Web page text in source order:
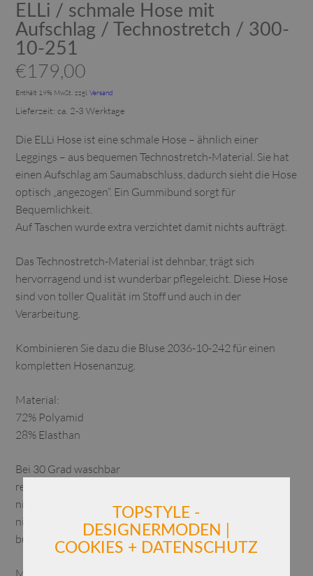
ELLi / schmale Hose mit
Aufschlag / Technostretch / 300-
10-251
€179,00
Enthält 19% MwSt. zzgl.Versand
Lieferzeit: ca. 2-3 Werktage
Die ELLi Hose ist eine schmale Hose – ähnlich einer
Leggings – aus bequemen Technostretch-Material. Sie hat
einen Aufschlag am Saumabschluss, dadurch sieht die Hose
optisch „angezogen“. Ein Gummibund sorgt für
Bequemlichkeit.
Auf Taschen wurde extra verzichtet damit nichts aufträgt.
Das Technostretch-Material ist dehnbar, trägt sich
hervorragend und ist wunderbar pflegeleicht. Diese Hose
sind von toller Qualität im Stoff und auch in der
Verarbeitung.
Kombinieren Sie dazu die Bluse 2036-10-242 für einen
kompletten Hosenanzug.
Material:
72% Polyamid
28% Elasthan
Bei 30 Grad waschbar
reinigen
nicht chloren
nicht im Trockner trocknen
bügelfrei
Maße:
TOPSTYLE -
DESIGNERMODEN |
COOKIES + DATENSCHUTZ